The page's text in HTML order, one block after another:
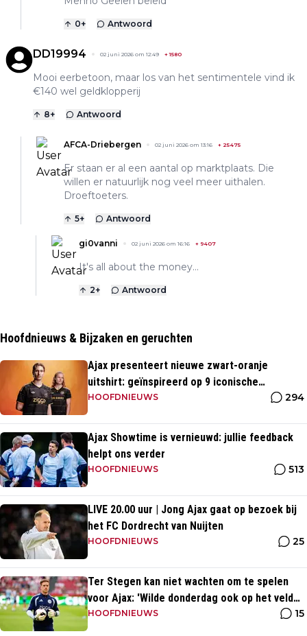
0+ Antwoord
DD19994 02 juni 2026 om 12:49 +1580
Mooi eerbetoon, maar los van het sentimentele vind ik
€140 wel geldklopperij
8+ Antwoord
AFCA-Driebergen 02 juni 2026 om 13:16 + 25475
Er staan er al een aantal op marktplaats. Die
willen er natuurlijk nog veel meer uithalen.
Droeftoeters.
5+ Antwoord
gi0vanni 02 juni 2026 om 16:16 + 9407
It's all about the money...
2+ Antwoord
Hoofdnieuws & Bijzaken en geruchten
Ajax presenteert nieuwe zwart-oranje
uitshirt: geïnspireerd op 9 iconische
momenten uit clubhistorie
HOOFDNIEUWS 294
Ajax Showtime is vernieuwd: jullie feedback
helpt ons verder
HOOFDNIEUWS 513
LIVE 20.00 uur | Jong Ajax gaat op bezoek bij
het FC Dordrecht van Nuijten
HOOFDNIEUWS 25
Ter Stegen kan niet wachten om te spelen
voor Ajax: 'Wilde donderdag ook op het veld
staan'
HOOFDNIEUWS 15